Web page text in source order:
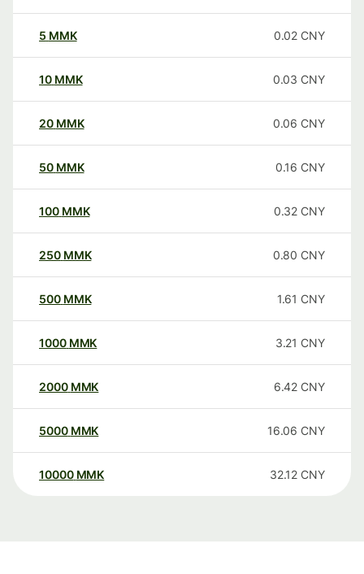
5 MMK 0.02 CNY
10 MMK 0.03 CNY
20 MMK 0.06 CNY
50 MMK 0.16 CNY
100 MMK 0.32 CNY
250 MMK 0.80 CNY
500 MMK 1.61 CNY
1000 MMK 3.21 CNY
2000 MMK 6.42 CNY
5000 MMK 16.06 CNY
10000 MMK 32.12 CNY